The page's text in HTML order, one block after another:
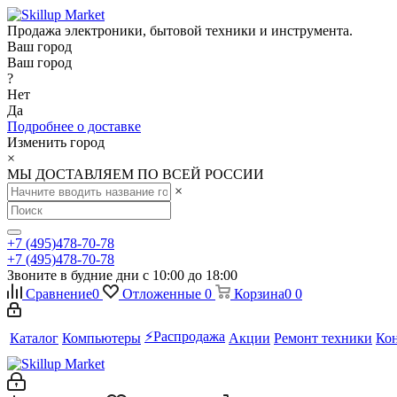
Продажа электроники, бытовой техники и инструмента.
Ваш город
Ваш город
?
Нет
Да
Подробнее о доставке
Изменить город
×
МЫ ДОСТАВЛЯЕМ ПО ВСЕЙ РОССИИ
×
+7 (495)478-70-78
+7 (495)478-70-78
Звоните в будние дни с 10:00 до 18:00
Сравнение0 Отложенные 0 Корзина0 0
Каталог Компьютеры ⚡️Распродажа Акции Ремонт техники